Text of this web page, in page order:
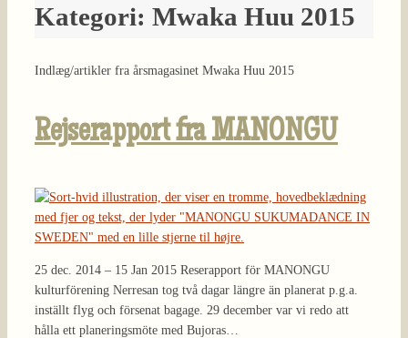
Kategori: Mwaka Huu 2015
Indlæg/artikler fra årsmagasinet Mwaka Huu 2015
Rejserapport fra MANONGU
25 dec. 2014 – 15 Jan 2015 Reserapport för MANONGU
kulturförening Nerresan tog två dagar längre än planerat p.g.a.
inställt flyg och försenat bagage. 29 december var vi redo att
hålla ett planeringsmöte med Bujoras…